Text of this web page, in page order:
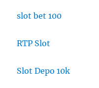
slot bet 100
RTP Slot
Slot Depo 10k